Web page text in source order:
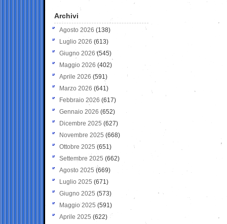
Archivi
Agosto 2026 (138)
Luglio 2026 (613)
Giugno 2026 (545)
Maggio 2026 (402)
Aprile 2026 (591)
Marzo 2026 (641)
Febbraio 2026 (617)
Gennaio 2026 (652)
Dicembre 2025 (627)
Novembre 2025 (668)
Ottobre 2025 (651)
Settembre 2025 (662)
Agosto 2025 (669)
Luglio 2025 (671)
Giugno 2025 (573)
Maggio 2025 (591)
Aprile 2025 (622)